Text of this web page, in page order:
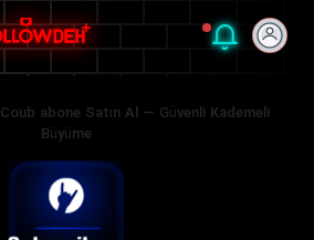
Coub abone Satın Al — Güvenli Kademeli
Büyüme